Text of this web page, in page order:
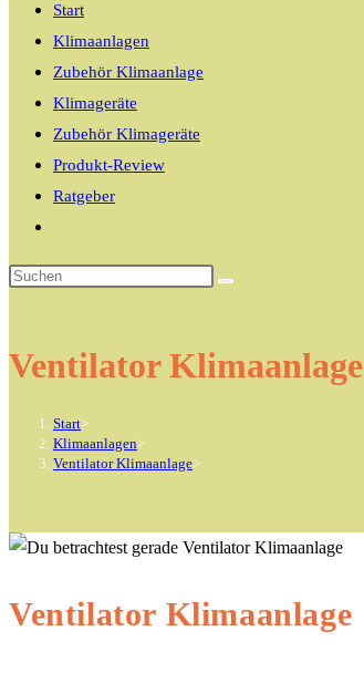
Start
Klimaanlagen
Zubehör Klimaanlage
Klimageräte
Zubehör Klimageräte
Produkt-Review
Ratgeber
umschalten
Diese
Ventilator Klimaanlage
Start>
Klimaanlagen>
Ventilator Klimaanlage>
Ventilator Klimaanlage